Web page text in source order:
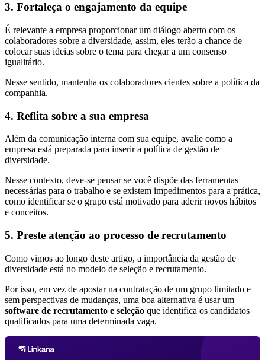
3. Fortaleça o engajamento da equipe
É relevante a empresa proporcionar um diálogo aberto com os
colaboradores sobre a diversidade, assim, eles terão a chance de
colocar suas ideias sobre o tema para chegar a um consenso
igualitário.
Nesse sentido, mantenha os colaboradores cientes sobre a política da
companhia.
4. Reflita sobre a sua empresa
Além da comunicação interna com sua equipe, avalie como a
empresa está preparada para inserir a política de gestão de
diversidade.
Nesse contexto, deve-se pensar se você dispõe das ferramentas
necessárias para o trabalho e se existem impedimentos para a prática,
como identificar se o grupo está motivado para aderir novos hábitos
e conceitos.
5. Preste atenção ao processo de recrutamento
Como vimos ao longo deste artigo, a importância da gestão de
diversidade está no modelo de seleção e recrutamento.
Por isso, em vez de apostar na contratação de um grupo limitado e
sem perspectivas de mudanças, uma boa alternativa é usar um
software de recrutamento e seleção que identifica os candidatos
qualificados para uma determinada vaga.